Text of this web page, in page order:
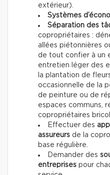
extérieur).
Systèmes
Séparation des
copropriétaires :
allées piétonnières
de tout confier à un
entretien léger des
la plantation de
occasionnelle de la
de peinture ou de
espaces communs,
copropriétaires
Effectuer des
assureurs de la
base régulière.
Demander des
entreprises pour